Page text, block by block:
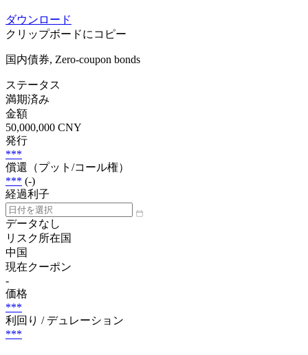
ダウンロード
クリップボードにコピー
国内債券, Zero-coupon bonds
ステータス
満期済み
金額
50,000,000 CNY
発行
***
償還（プット/コール権）
*** (-)
経過利子
データなし
リスク所在国
中国
現在クーポン
-
価格
***
利回り / デュレーション
***